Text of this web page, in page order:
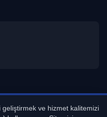
ve hizmet kalitemizi